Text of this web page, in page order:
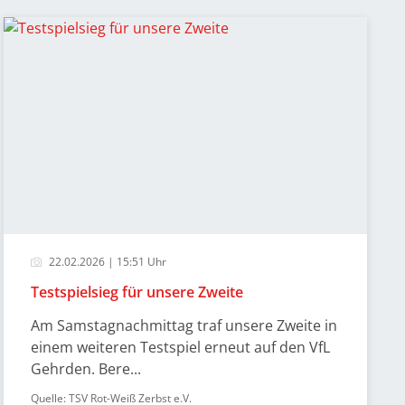
22.02.2026 | 15:51 Uhr
Testspielsieg für unsere Zweite
Am Samstagnachmittag traf unsere Zweite in
einem weiteren Testspiel erneut auf den VfL
Gehrden. Bere...
Quelle: TSV Rot-Weiß Zerbst e.V.